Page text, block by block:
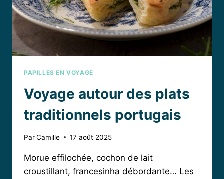
PAPILLES EN VOYAGE
Voyage autour des plats
traditionnels portugais
ParCamille 17 août 2025
Morue effilochée, cochon de lait
croustillant, francesinha débordante… Les